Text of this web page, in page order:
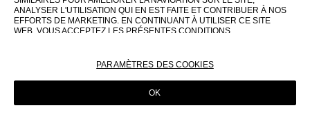
ANALYSER L'UTILISATION QUI EN EST FAITE ET CONTRIBUER À NOS
EFFORTS DE MARKETING. EN CONTINUANT À UTILISER CE SITE
WEB, VOUS ACCEPTEZ LES PRÉSENTES CONDITIONS
POUR PLUS D'INFORMATIONS SUR CES TECHNOLOGIES ET LEUR
POLITIQUE EN MATIÈRE DE COOKIES
PARAMÈTRES DES COOKIES
OK